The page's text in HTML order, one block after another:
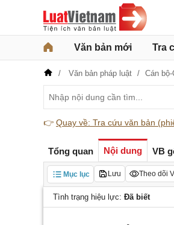
Văn bản mới Tra
Văn bản pháp luật Cán
👉 Quay về: Tra cứu văn bản
Tổng quan Nội dung VB
Mục lục Lưu Theo dõi
Tình trạng hiệu lực: Đã biết